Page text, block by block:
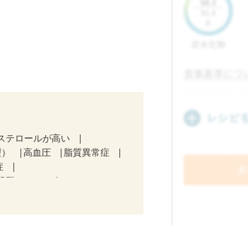
テロールが高い
高血圧
脂質異常症
（IBS）